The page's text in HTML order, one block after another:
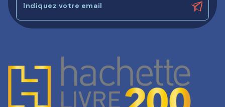
Indiquez votre email